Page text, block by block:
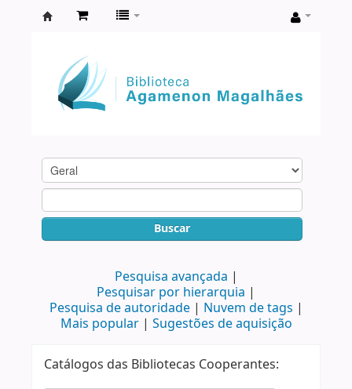
Agamenon
Magalhães
Buscar
Pesquisa avançada
Pesquisar por hierarquia
Pesquisa de autoridade
Nuvem de tags
Mais popular
Sugestões de aquisição
Catálogos das Bibliotecas Cooperantes: